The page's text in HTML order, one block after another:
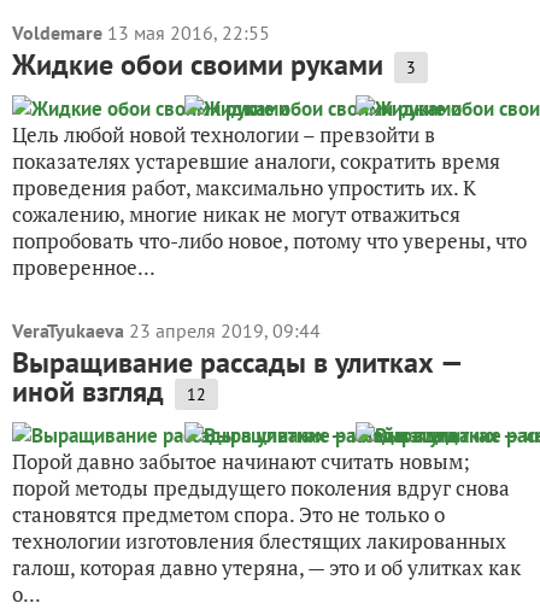
Voldemare 13 мая 2016, 22:55
Жидкие обои своими руками 3
Цель любой новой технологии – превзойти в
показателях устаревшие аналоги, сократить время
проведения работ, максимально упростить их. К
сожалению, многие никак не могут отважиться
попробовать что-либо новое, потому что уверены, что
проверенное...
VeraTyukaeva 23 апреля 2019, 09:44
Выращивание рассады в улитках —
иной взгляд 12
Порой давно забытое начинают считать новым;
порой методы предыдущего поколения вдруг снова
становятся предметом спора. Это не только о
технологии изготовления блестящих лакированных
галош, которая давно утеряна, — это и об улитках как
о...